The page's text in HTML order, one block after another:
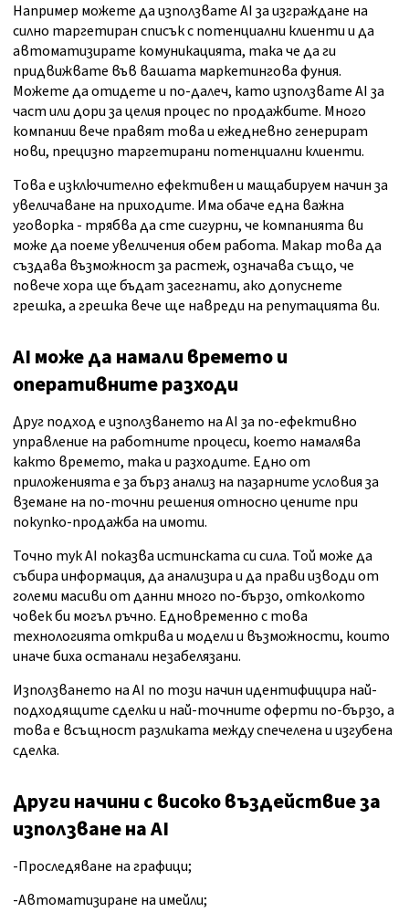
Например можете да използвате AI за изграждане на
силно таргетиран списък с потенциални клиенти и да
автоматизирате комуникацията, така че да ги
придвижвате във вашата маркетингова фуния.
Можете да отидете и по-далеч, като използвате AI за
част или дори за целия процес по продажбите. Много
компании вече правят това и ежедневно генерират
нови, прецизно таргетирани потенциални клиенти.
Това е изключително ефективен и мащабируем начин за
увеличаване на приходите. Има обаче една важна
уговорка - трябва да сте сигурни, че компанията ви
може да поеме увеличения обем работа. Макар това да
създава възможност за растеж, означава също, че
повече хора ще бъдат засегнати, ако допуснете
грешка, а грешка вече ще навреди на репутацията ви.
AI може да намали времето и
оперативните разходи
Друг подход е използването на AI за по-ефективно
управление на работните процеси, което намалява
както времето, така и разходите. Едно от
приложенията е за бърз анализ на пазарните условия за
вземане на по-точни решения относно цените при
покупко-продажба на имоти.
Точно тук AI показва истинската си сила. Той може да
събира информация, да анализира и да прави изводи от
големи масиви от данни много по-бързо, отколкото
човек би могъл ръчно. Едновременно с това
технологията открива и модели и възможности, които
иначе биха останали незабелязани.
Използването на AI по този начин идентифицира най-
подходящите сделки и най-точните оферти по-бързо, а
това е всъщност разликата между спечелена и изгубена
сделка.
Други начини с високо въздействие за
използване на AI
-Проследяване на графици;
-Автоматизиране на имейли;